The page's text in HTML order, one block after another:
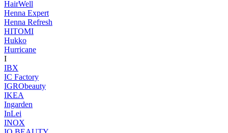
HairWell
Henna Expert
Henna Refresh
HITOMI
Hukko
Hurricane
I
IBX
IC Factory
IGRObeauty
IKEA
Ingarden
InLei
INOX